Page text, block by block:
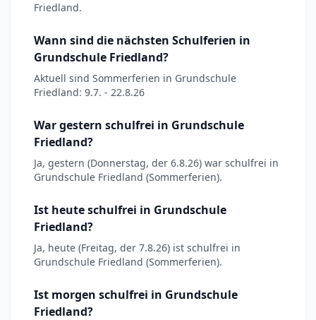
Friedland.
Wann sind die nächsten Schulferien in
Grundschule Friedland?
Aktuell sind Sommerferien in Grundschule
Friedland: 9.7. - 22.8.26
War gestern schulfrei in Grundschule
Friedland?
Ja, gestern (Donnerstag, der 6.8.26) war schulfrei in
Grundschule Friedland (Sommerferien).
Ist heute schulfrei in Grundschule
Friedland?
Ja, heute (Freitag, der 7.8.26) ist schulfrei in
Grundschule Friedland (Sommerferien).
Ist morgen schulfrei in Grundschule
Friedland?